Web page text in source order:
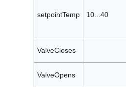
setpointTemp 10...40
ValveCloses
ValveOpens